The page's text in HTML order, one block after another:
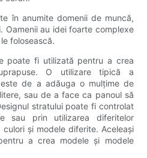
în anumite domenii de muncă,
Oamenii au idei foarte complexe
folosească.
poate fi utilizată pentru a crea
O utilizare tipică a
este de a adăuga o mulțime de
sau de a face ca panoul să
stratului poate fi controlat
sau prin utilizarea diferitelor
și modele diferite. Aceleași
a crea modele și modele